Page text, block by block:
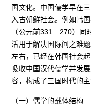
国文化。中国儒学早在
入古朝鲜社会。例如韩
（公元前331－270）
活用于解决国际间之难
左右，已经在韩国社会
吸收中国汉代儒学并发
容，构成了三国时代的主
（一）儒学的载体结构